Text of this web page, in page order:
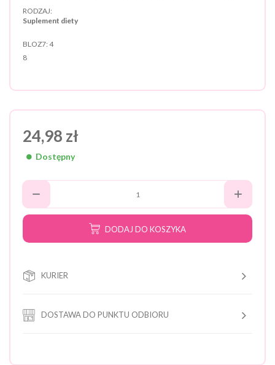
RODZAJ:
Suplement diety
BLOZ7: 4
8
24,98 zł
Dostępny
DODAJ DO KOSZYKA
KURIER
DOSTAWA DO PUNKTU ODBIORU